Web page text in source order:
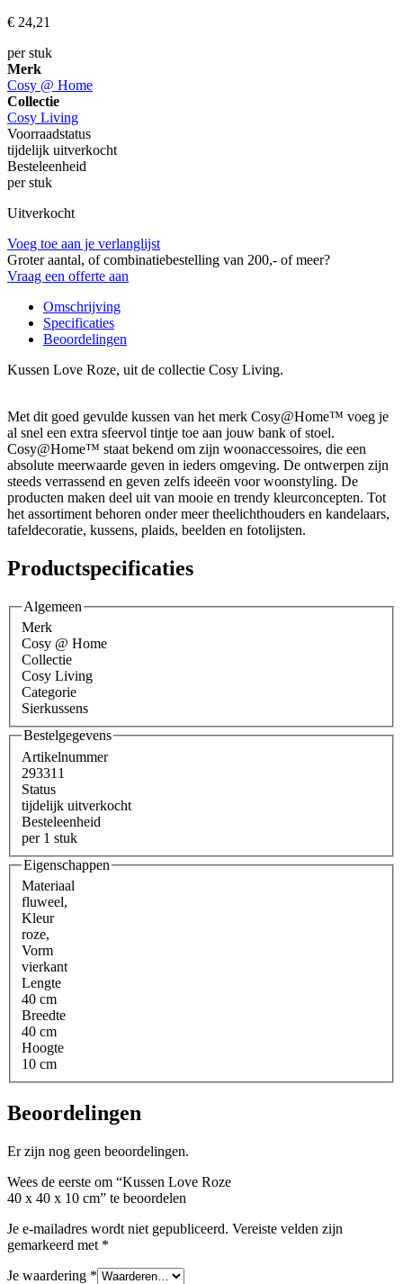
€ 24,21
per stuk
Merk
Cosy @ Home
Collectie
Cosy Living
Voorraadstatus
tijdelijk uitverkocht
Besteleenheid
per stuk
Uitverkocht
Voeg toe aan je verlanglijst
Groter aantal, of combinatiebestelling van 200,- of meer?
Vraag een offerte aan
Omschrijving
Specificaties
Beoordelingen
Kussen Love Roze, uit de collectie Cosy Living.
Met dit goed gevulde kussen van het merk Cosy@Home™ voeg je
al snel een extra sfeervol tintje toe aan jouw bank of stoel.
Cosy@Home™ staat bekend om zijn woonaccessoires, die een
absolute meerwaarde geven in ieders omgeving. De ontwerpen zijn
steeds verrassend en geven zelfs ideeën voor woonstyling. De
producten maken deel uit van mooie en trendy kleurconcepten. Tot
het assortiment behoren onder meer theelichthouders en kandelaars,
tafeldecoratie, kussens, plaids, beelden en fotolijsten.
Productspecificaties
Algemeen
Merk
Cosy @ Home
Collectie
Cosy Living
Categorie
Sierkussens
Bestelgegevens
Artikelnummer
293311
Status
tijdelijk uitverkocht
Besteleenheid
per 1 stuk
Eigenschappen
Materiaal
fluweel,
Kleur
roze,
Vorm
vierkant
Lengte
40 cm
Breedte
40 cm
Hoogte
10 cm
Beoordelingen
Er zijn nog geen beoordelingen.
Wees de eerste om “Kussen Love Roze
40 x 40 x 10 cm” te beoordelen
Je e-mailadres wordt niet gepubliceerd. Vereiste velden zijn
gemarkeerd met *
Je waardering *